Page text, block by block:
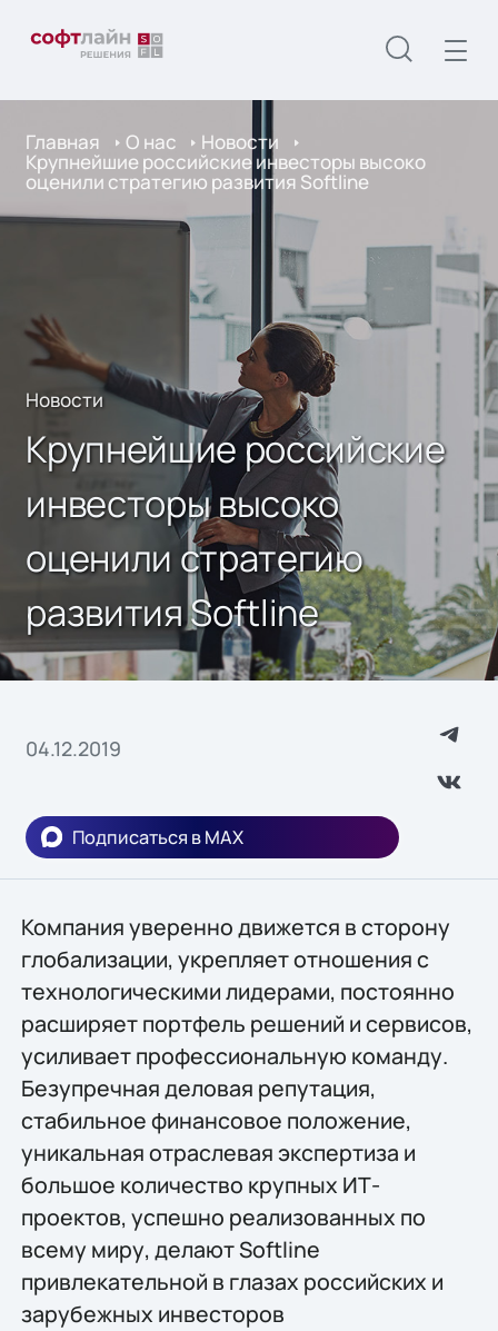
Главная О нас Новости
Крупнейшие российские инвесторы высоко
оценили стратегию развития Softline
Новости
Крупнейшие российские
инвесторы высоко
оценили стратегию
развития Softline
04.12.2019
Подписаться в MAX
Компания уверенно движется в сторону
глобализации, укрепляет отношения с
технологическими лидерами, постоянно
расширяет портфель решений и сервисов,
усиливает профессиональную команду.
Безупречная деловая репутация,
стабильное финансовое положение,
уникальная отраслевая экспертиза и
большое количество крупных ИТ-
проектов, успешно реализованных по
всему миру, делают Softline
привлекательной в глазах российских и
зарубежных инвесторов